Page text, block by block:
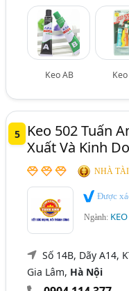
Keo AB
5
Keo 502 Tuấn
Xuất Và Kinh
NHÀ
Được
Ngành:
Số 14B, Dãy A14,
Gia Lâm, Hà Nội